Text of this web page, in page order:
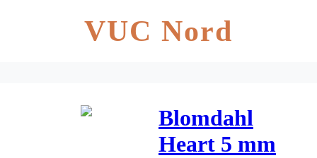
VUC Nord
Blomdahl
Heart 5 mm